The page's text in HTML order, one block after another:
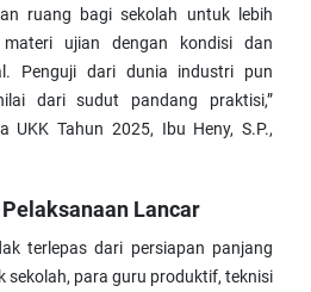
ruang bagi sekolah untuk lebih
materi ujian dengan kondisi dan
Penguji dari dunia industri pun
dari sudut pandang praktisi,”
UKK Tahun 2025, Ibu Heny, S.P.,
Lancar
terlepas dari persiapan panjang
sekolah, para guru produktif, teknisi